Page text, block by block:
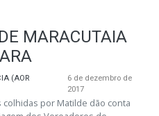
MARACUTAIA
(AOR
6 de dezembro de
2017
por Matilde dão conta